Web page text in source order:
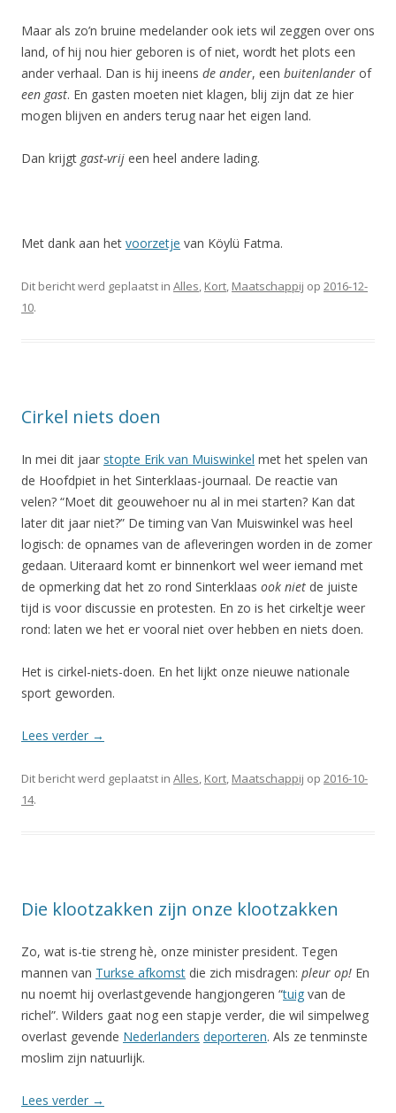
Maar als zo’n bruine medelander ook iets wil zeggen over ons
land, of hij nou hier geboren is of niet, wordt het plots een
ander verhaal. Dan is hij ineens de ander, een buitenlander of
een gast. En gasten moeten niet klagen, blij zijn dat ze hier
mogen blijven en anders terug naar het eigen land.
Dan krijgt gast-vrij een heel andere lading.
Met dank aan het voorzetje van Köylü Fatma.
Dit bericht werd geplaatst in Alles, Kort, Maatschappij op 2016-12-
10.
Cirkel niets doen
In mei dit jaar stopte Erik van Muiswinkel met het spelen van
de Hoofdpiet in het Sinterklaas-journaal. De reactie van
velen? “Moet dit geouwehoer nu al in mei starten? Kan dat
later dit jaar niet?” De timing van Van Muiswinkel was heel
logisch: de opnames van de afleveringen worden in de zomer
gedaan. Uiteraard komt er binnenkort wel weer iemand met
de opmerking dat het zo rond Sinterklaas ook niet de juiste
tijd is voor discussie en protesten. En zo is het cirkeltje weer
rond: laten we het er vooral niet over hebben en niets doen.
Het is cirkel-niets-doen. En het lijkt onze nieuwe nationale
sport geworden.
Lees verder →
Dit bericht werd geplaatst in Alles, Kort, Maatschappij op 2016-10-
14.
Die klootzakken zijn onze klootzakken
Zo, wat is-tie streng hè, onze minister president. Tegen
mannen van Turkse afkomst die zich misdragen: pleur op! En
nu noemt hij overlastgevende hangjongeren “tuig van de
richel”. Wilders gaat nog een stapje verder, die wil simpelweg
overlast gevende Nederlanders deporteren. Als ze tenminste
moslim zijn natuurlijk.
Lees verder →